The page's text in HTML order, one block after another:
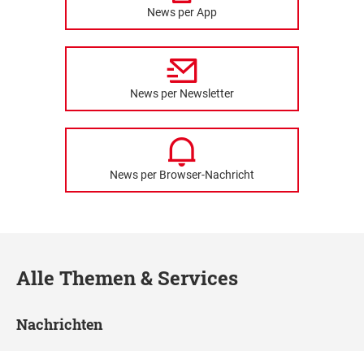
News per App
News per Newsletter
News per Browser-Nachricht
Alle Themen & Services
Nachrichten